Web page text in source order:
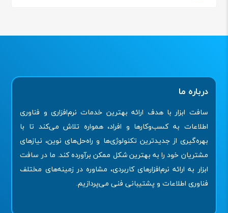
درباره ما
سافت ابزار با هدف ارائه بهترین خدمات نرم‌افزاری و فناوری
اطلاعات به کسب‌وکارها و افراد، همواره تلاش می‌کند تا با
بهره‌گیری از جدیدترین تکنولوژی‌ها و راه‌حل‌های نوین، نیازهای
مشتریان خود را به بهترین شکل ممکن برآورده کند. ما در سافت
ابزار به ارائه نرم‌افزارهای کاربردی، مشاوره در زمینه‌های مختلف
فناوری اطلاعات و پشتیبانی فنی می‌پردازیم.